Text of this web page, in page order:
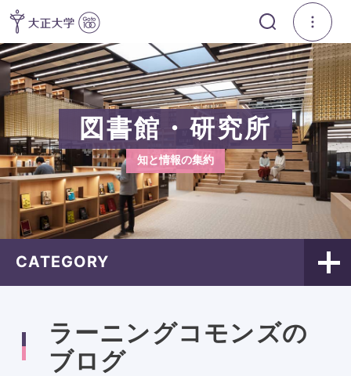
図書館・研究所
知と情報の集約
CATEGORY
ラーニングコモンズの
ブログ